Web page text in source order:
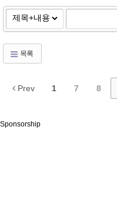
목록
Prev 1 7 8
Sponsorship